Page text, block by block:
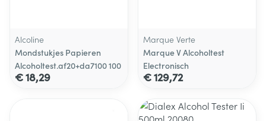
Alcoline
Mondstukjes Papieren
Alcoholtest.af20+da7100 100
€ 18,29
Marque Verte
Marque V Alcoholtest
Electronisch
€ 129,72